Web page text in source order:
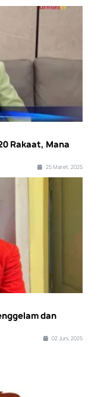
Rakaat, Mana
25 Maret, 2025
dan
02 Juni, 2025